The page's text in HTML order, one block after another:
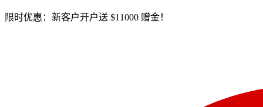
限时优惠：新客户开户送 $11000 赠金！